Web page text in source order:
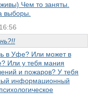
Чем то заняты.
выборы.
в Уфе? Или может в
Или у тебя мания
и пожаров? У тебя
информационный